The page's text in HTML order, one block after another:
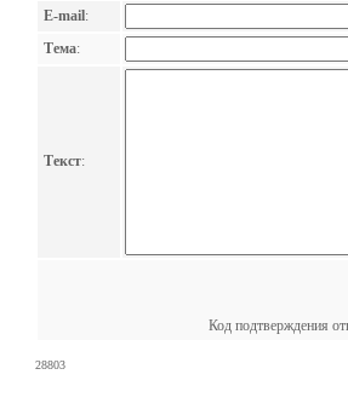
E-mail:
Тема:
Текст:
Код подтверждения
28803